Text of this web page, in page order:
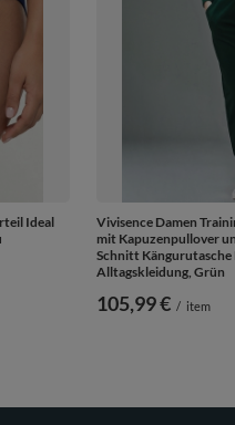
Ideal
Vivisence Damen
mit Kapuzenpullover
Schnitt Kängurutasche
Alltagskleidung, Grün
105,99 € / item